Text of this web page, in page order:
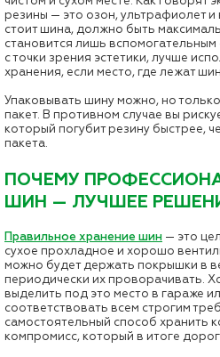
резины — это озон, ультрафиолет и
стоит шина, должно быть
становится лишь
с точки зрения эстетики, лучше
хранения, если место, где лежат
Упаковывать шину можно, но
пакет. В противном случае вы
который погубит резину быстрее,
пакета.
ПОЧЕМУ
ШИН — ЛУЧШЕЕ
Правильное хранение шин — это
сухое прохладное и хорошо
можно будет держать покрышки в
периодически их проворачивать.
выделить под это место в гараже
соответствовать всем строгим
самостоятельный способ хранить
компромисс, который в итоге